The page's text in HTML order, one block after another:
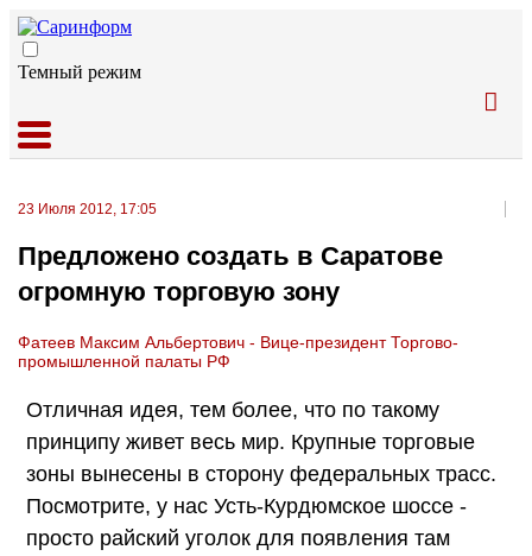
Темный режим
23 Июля 2012, 17:05
Предложено создать в Саратове
огромную торговую зону
Фатеев Максим Альбертович - Вице-президент Торгово-
промышленной палаты РФ
Отличная идея, тем более, что по такому
принципу живет весь мир. Крупные торговые
зоны вынесены в сторону федеральных трасс.
Посмотрите, у нас Усть-Курдюмское шоссе -
просто райский уголок для появления там